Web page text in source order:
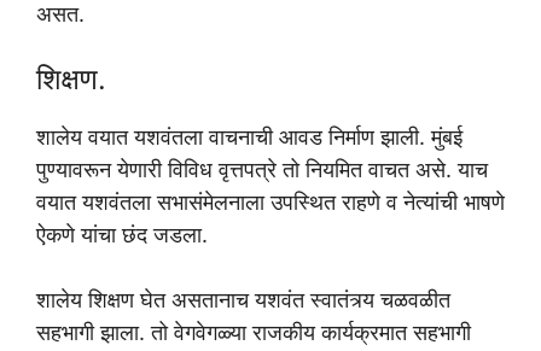
असत.
शिक्षण.
शालेय वयात यशवंतला वाचनाची आवड निर्माण झाली. मुंबई
पुण्यावरून येणारी विविध वृत्तपत्रे तो नियमित वाचत असे. याच
वयात यशवंतला सभासंमेलनाला उपस्थित राहणे व नेत्यांची भाषणे
ऐकणे यांचा छंद जडला.
शालेय शिक्षण घेत असतानाच यशवंत स्वातंत्र्य चळवळीत
सहभागी झाला. तो वेगवेगळ्या राजकीय कार्यक्रमात सहभागी